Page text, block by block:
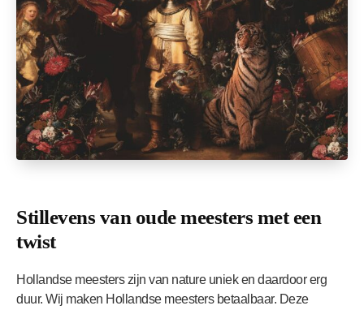
Stillevens van oude meesters met een
twist
Hollandse meesters zijn van nature uniek en daardoor erg
duur. Wij maken Hollandse meesters betaalbaar. Deze